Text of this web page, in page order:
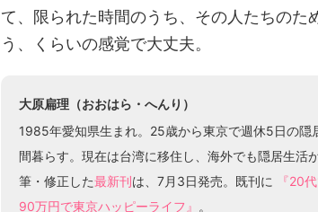
て、限られた時間のうち、その人たちのた
う、くらいの感覚で大丈夫。
大原扁理（おおはら・へんり）
1985年愛知県生まれ。25歳から東京で週休5日の
間暮らす。現在は台湾に移住し、海外でも隠居生活
筆・修正した最新刊は、7月3日発売。既刊に 『20
90万円で東京ハッピーライフ』 。